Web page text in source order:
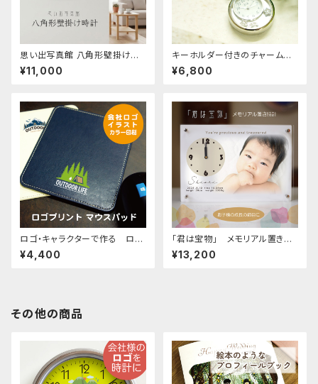
思い出写真館 八角形壁掛け時
計 30.2cm 写真で作るオリジ
ナル時計 オリジナル オーダー
¥11,000
キーホルダー付きのチャーム時
計 名入れ
¥6,800
ロゴ・キャラクターで作る ロゴ
マウスパッド / オリジナル印
刷 会社ロゴ ノベルティ ギフト
¥4,400
「君は宝物」 メモリアル置き時
計 オーダーメイドの出産祝い
内祝い お返しギフト 誕生日
¥13,200
その他の商品